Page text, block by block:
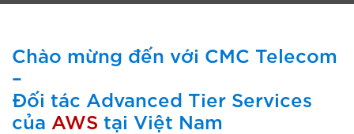
Chào mừng đến với CMC Telecom
–
Đối tác Advanced Tier Services
của AWS tại Việt Nam